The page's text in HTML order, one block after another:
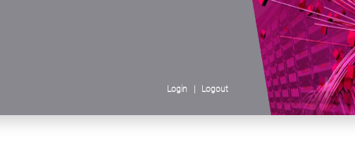
Login | Logout